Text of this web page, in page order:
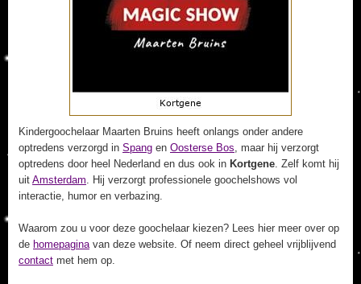
Kindergoochelaar Maarten Bruins heeft onlangs onder andere
optredens verzorgd in Spang en Oosterse Bos, maar hij verzorgt
optredens door heel Nederland en dus ook in Kortgene. Zelf komt hij
uit Amsterdam. Hij verzorgt professionele goochelshows vol
interactie, humor en verbazing.
Waarom zou u voor deze goochelaar kiezen? Lees hier meer over op
de homepaginavan deze website. Of neem direct geheel vrijblijvend
contact met hem op.